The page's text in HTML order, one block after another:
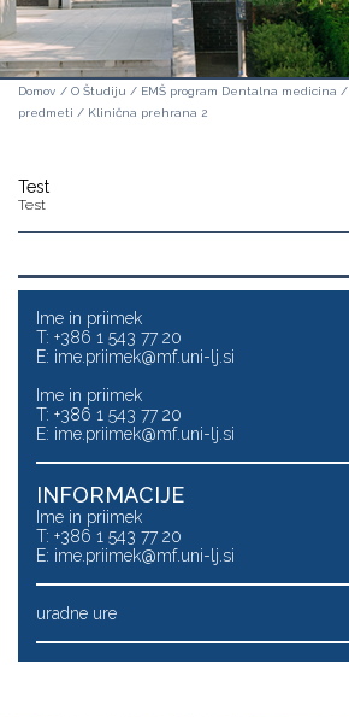
Domov / O Študiju / EMŠ program Dentalna medicina /
predmeti / Klinična prehrana 2
Test
Test
Ime in priimek
T: +386 1 543 77 20
E: ime.priimek@mf.uni-lj.si
Ime in priimek
T: +386 1 543 77 20
E: ime.priimek@mf.uni-lj.si
INFORMACIJE
Ime in priimek
T: +386 1 543 77 20
E: ime.priimek@mf.uni-lj.si
uradne ure